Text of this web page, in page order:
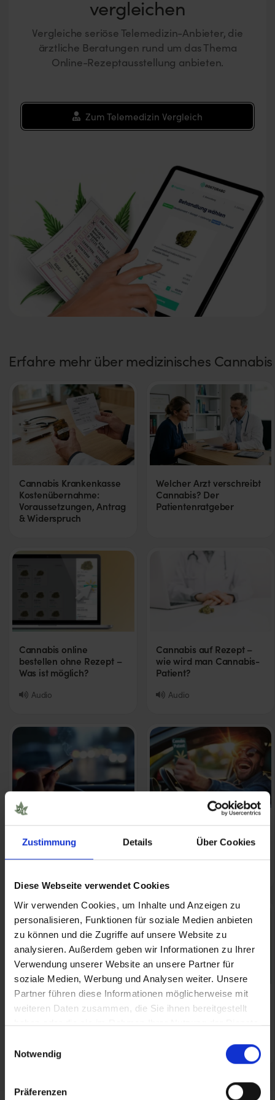
Zustimmung Details Über Cookies
Diese Webseite verwendet Cookies
Wir verwenden Cookies, um Inhalte und Anzeigen zu
personalisieren, Funktionen für soziale Medien anbieten
zu können und die Zugriffe auf unsere Website zu
analysieren. Außerdem geben wir Informationen zu Ihrer
Verwendung unserer Website an unsere Partner für
soziale Medien, Werbung und Analysen weiter. Unsere
Partner führen diese Informationen möglicherweise mit
weiteren Daten zusammen, die Sie ihnen bereitgestellt
haben oder die sie im Rahmen Ihrer Nutzung der Dienste
Notwendig
Präferenzen
vergleichen
Vergleiche seriöse Telemedizin-Anbieter, die
ärztliche Beratungen rund um das Thema
Online-Rezeptausstellung anbieten.
Zum Telemedizin Vergleich
Erfahre mehr über medizinisches Cannabis
Cannabis Krankenkasse
Kostenübernahme:
Voraussetzungen, Antrag
& Widerspruch
Welcher Arzt verschreibt
Cannabis? Der
Patientenratgeber
Cannabis online
bestellen ohne Rezept –
Was ist möglich?
Audio
Cannabis auf Rezept –
wie wird man Cannabis-
Patient?
Audio
Mit medizinischem
Cannabis Auto fahren:
Das gilt jetzt!
Cannabis Patienten
Führerschein: Sicher im
Straßenverkehr
unterwegs
Tipps: Hilfestellung für
Ihren Therapiestart
Cannabis Rezept online
beantragen: Seriöse
Anbieter & Kosten 2026